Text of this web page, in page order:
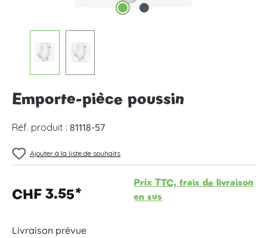
Emporte-pièce poussin
Réf. produit : 81118-57
Ajouter à la liste de souhaits
CHF 3.55*
Prix TTC, frais de livraison
en sus
Livraison prévue